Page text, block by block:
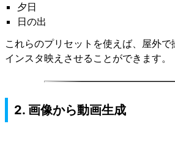
夕日
日の出
これらのプリセットを使えば、屋外
インスタ映えさせることができます。
2. 画像から動画生成